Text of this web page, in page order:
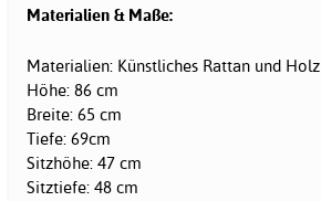
Materialien & Maße:
Materialien: Künstliches Rattan und Holz
Höhe: 86 cm
Breite: 65 cm
Tiefe: 69cm
Sitzhöhe: 47 cm
Sitztiefe: 48 cm